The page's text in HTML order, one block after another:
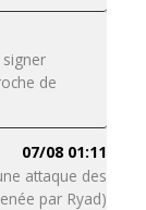
de
07/08 01:11
attaque des
par Ryad)